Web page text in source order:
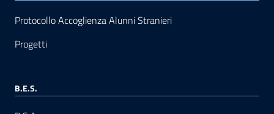
Protocollo Accoglienza Alunni Stranieri
Progetti
B.E.S.